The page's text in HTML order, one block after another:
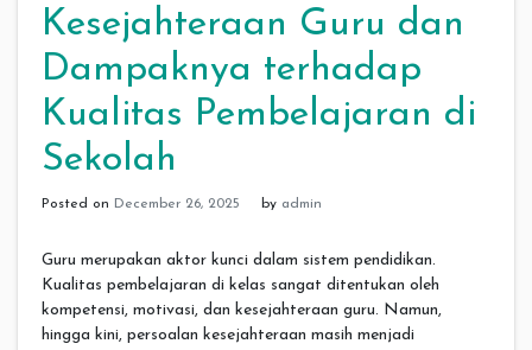
Kesejahteraan Guru dan
Dampaknya terhadap
Kualitas Pembelajaran di
Sekolah
Posted on December 26, 2025 by admin
Guru merupakan aktor kunci dalam sistem pendidikan.
Kualitas pembelajaran di kelas sangat ditentukan oleh
kompetensi, motivasi, dan kesejahteraan guru. Namun,
hingga kini, persoalan kesejahteraan masih menjadi